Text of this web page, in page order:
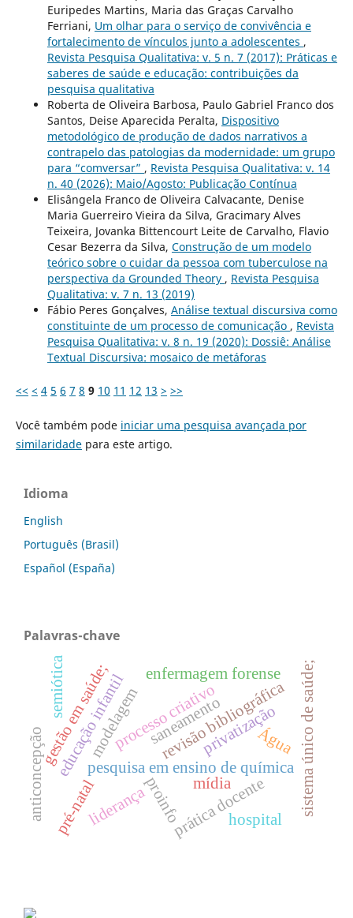
Euripedes Martins, Maria das Graças Carvalho
Ferriani, Um olhar para o serviço de convivência e
fortalecimento de vínculos junto a adolescentes ,
Revista Pesquisa Qualitativa: v. 5 n. 7 (2017): Práticas e
saberes de saúde e educação: contribuições da
pesquisa qualitativa
Roberta de Oliveira Barbosa, Paulo Gabriel Franco dos
Santos, Deise Aparecida Peralta, Dispositivo
metodológico de produção de dados narrativos a
contrapelo das patologias da modernidade: um grupo
para “comversar” , Revista Pesquisa Qualitativa: v. 14
n. 40 (2026): Maio/Agosto: Publicação Contínua
Elisângela Franco de Oliveira Calvacante, Denise
Maria Guerreiro Vieira da Silva, Gracimary Alves
Teixeira, Jovanka Bittencourt Leite de Carvalho, Flavio
Cesar Bezerra da Silva, Construção de um modelo
teórico sobre o cuidar da pessoa com tuberculose na
perspectiva da Grounded Theory , Revista Pesquisa
Qualitativa: v. 7 n. 13 (2019)
Fábio Peres Gonçalves, Análise textual discursiva como
constituinte de um processo de comunicação , Revista
Pesquisa Qualitativa: v. 8 n. 19 (2020): Dossiê: Análise
Textual Discursiva: mosaico de metáforas
<< < 4 5 6 7 8 9 10 11 12 13 > >>
Você também pode iniciar uma pesquisa avançada por
similaridadepara este artigo.
Idioma
English
Português (Brasil)
Español (España)
Palavras-chave
pesquisa em ensino de química
saneamento sistema único de saúde;
educação infantil revisão bibliográfica
processo criativo
modelagem privatização
Água
gestão em saúde;
mídia
proinfoprática docente
enfermagem forense
anticoncepção liderança hospital
semiótica
pré-natal